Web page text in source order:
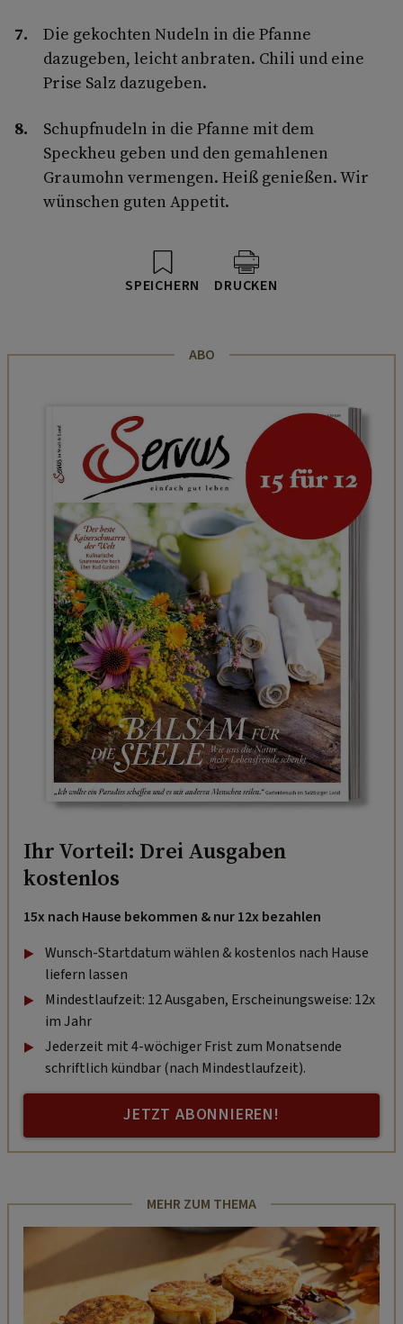
Die gekochten Nudeln in die Pfanne
dazugeben, leicht anbraten. Chili und eine
Prise Salz dazugeben.
Schupfnudeln in die Pfanne mit dem
Speckheu geben und den gemahlenen
Graumohn vermengen. Heiß genießen. Wir
wünschen guten Appetit.
SPEICHERN DRUCKEN
ABO
Ihr Vorteil: Drei Ausgaben
kostenlos
15x nach Hause bekommen & nur 12x bezahlen
Wunsch-Startdatum wählen & kostenlos nach Hause
liefern lassen
Mindestlaufzeit: 12 Ausgaben, Erscheinungsweise: 12x
im Jahr
Jederzeit mit 4-wöchiger Frist zum Monatsende
schriftlich kündbar (nach Mindestlaufzeit).
JETZT ABONNIEREN!
MEHR ZUM THEMA